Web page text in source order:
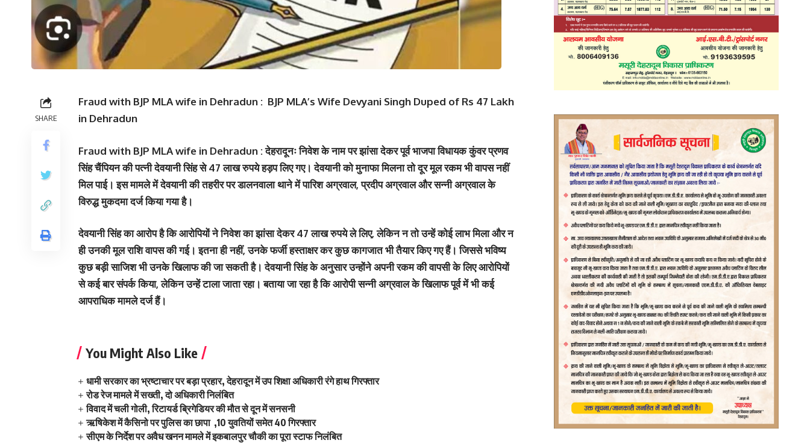
SHARE
Fraud with BJP MLA wife in Dehradun : BJP MLA’s Wife Devyani Singh Duped of Rs 47 Lakh
in Dehradun
Fraud with BJP MLA wife in Dehradun : देहरादूनःनिवेश के नाम पर झांसा देकर पूर्व भाजपा विधायक कुंवर प्रणव
सिंह चैंपियन की पत्नी देवयानी सिंह से 47 लाख रुपये हड़प लिए गए। देवयानी को मुनाफा मिलना तो दूर मूल रकम भी वापस नहीं
मिल पाई। इस मामले में देवयानी की तहरीर पर डालनवाला थाने में पारिश अग्रवाल, प्रदीप अग्रवाल और सन्नी अग्रवाल के
विरुद्ध मुकदमा दर्ज किया गया है।
देवयानी सिंह का आरोप है कि आरोपियों ने निवेश का झांसा देकर 47 लाख रुपये ले लिए, लेकिन न तो उन्हें कोई लाभ मिला और न
ही उनकी मूल राशि वापस की गई। इतना ही नहीं, उनके फर्जी हस्ताक्षर कर कुछ कागजात भी तैयार किए गए हैं। जिससे भविष्य
कुछ बड़ी साजिश भी उनके खिलाफ की जा सकती है। देवयानी सिंह के अनुसार उन्होंने अपनी रकम की वापसी के लिए आरोपियों
से कई बार संपर्क किया, लेकिन उन्हें टाला जाता रहा। बताया जा रहा है कि आरोपी सन्नी अग्रवाल के खिलाफ पूर्व में भी कई
आपराधिक मामले दर्ज हैं।
You Might Also Like
धामी सरकार का भ्रष्टाचार पर बड़ा प्रहार, देहरादून में उप शिक्षा अधिकारी रंगे हाथ गिरफ्तार
रोड रेज मामले में सख्ती, दो अधिकारी निलंबित
विवाद में चली गोली, रिटायर्ड ब्रिगेडियर की मौत से दून में सनसनी
ऋषिकेश में कैसिनो पर पुलिस का छापा ,10 युवतियों समेत 40 गिरफ्तार
सीएम के निर्देश पर अवैध खनन मामले में इकबालपुर चौकी का पूरा स्टाफ निलंबित